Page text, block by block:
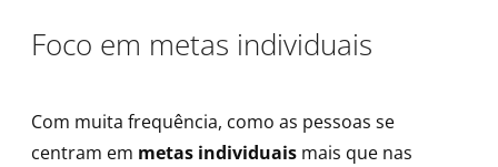
Foco em metas individuais
Com muita frequência, como as pessoas se
centram em metas individuais mais que nas